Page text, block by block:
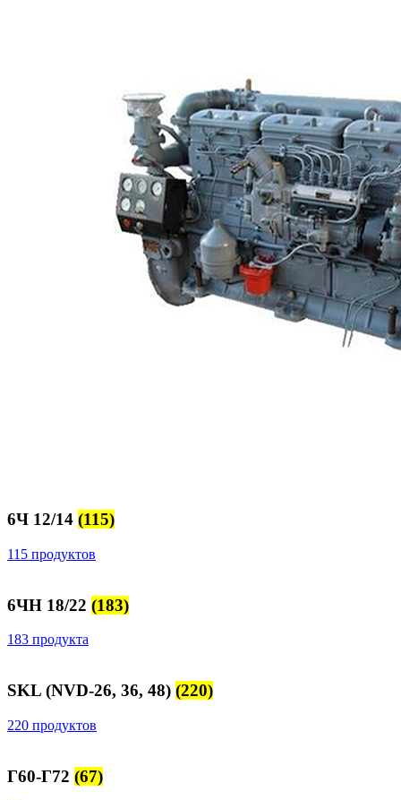
6Ч 12/14 (115)
115 продуктов
6ЧН 18/22 (183)
183 продукта
SKL (NVD-26, 36, 48) (220)
220 продуктов
Г60-Г72 (67)